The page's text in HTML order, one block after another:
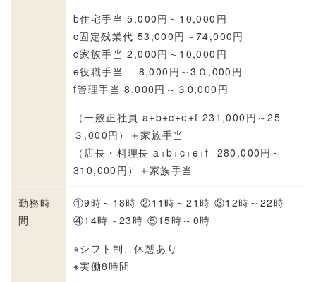
b住宅手当 5,000円～10,000円
c固定残業代 53,000円～74,000円
d家族手当 2,000円～10,000円
e役職手当 8,000円～3０,000円
f管理手当 8,000円～３0,000円
（一般正社員 a+b+c+e+f 231,000円～25
３,000円）＋家族手当
（店長・料理長 a+b+c+e+f 280,000円～
310,000円）＋家族手当
勤務時
間
①9時～18時 ②11時～21時 ③12時～22時
④14時～23時 ⑤15時～0時
※シフト制、休憩あり
※実働8時間